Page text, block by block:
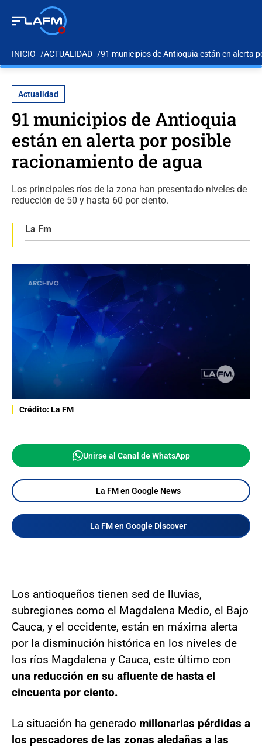
INICIO ACTUALIDAD 91 municipios de Antioquia están en alerta
Actualidad
91 municipios de Antioquia
están en alerta por posible
racionamiento de agua
Los principales ríos de la zona han presentado niveles de
reducción de 50 y hasta 60 por ciento.
La Fm
Crédito: La FM
Unirse al Canal de WhatsApp
La FM en Google News
La FM en Google Discover
Los antioqueños tienen sed de lluvias,
subregiones como el Magdalena Medio, el Bajo
Cauca, y el occidente, están en máxima alerta
por la disminución histórica en los niveles de
los ríos Magdalena y Cauca, este último con
una reducción en su afluente de hasta el
cincuenta por ciento.
La situación ha generado millonarias pérdidas a
los pescadores de las zonas aledañas a las